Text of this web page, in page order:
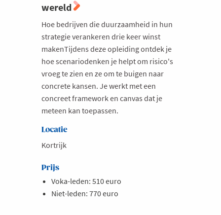
wereld
Hoe bedrijven die duurzaamheid in hun
strategie verankeren drie keer winst
makenTijdens deze opleiding ontdek je
hoe scenariodenken je helpt om risico's
vroeg te zien en ze om te buigen naar
concrete kansen. Je werkt met een
concreet framework en canvas dat je
meteen kan toepassen.
Locatie
Kortrijk
Prijs
Voka-leden: 510 euro
Niet-leden: 770 euro